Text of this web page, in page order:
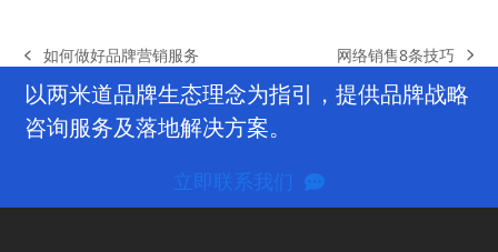
previous
post:
如何做好品牌营销服务
next
post:
网络销售8条技巧
以两米道品牌生态理念为指引，提供品牌战略
咨询服务及落地解决方案。
立即联系我们